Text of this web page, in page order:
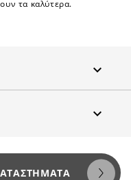
τα καλύτερα.

